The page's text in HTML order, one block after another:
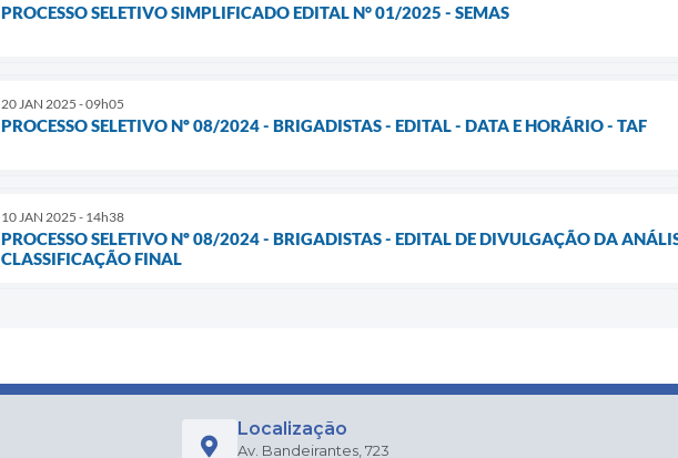
PROCESSO SELETIVO SIMPLIFICADO EDITAL N° 01/2025 - SEMAS
20 JAN 2025 - 09h05
PROCESSO SELETIVO Nº 08/2024 - BRIGADISTAS - EDITAL - DATA E HORÁRIO - TAF
10 JAN 2025 - 14h38
PROCESSO SELETIVO Nº 08/2024 - BRIGADISTAS - EDITAL DE DIVULGAÇÃO DA
CLASSIFICAÇÃO FINAL
Localização
Av. Bandeirantes, 723